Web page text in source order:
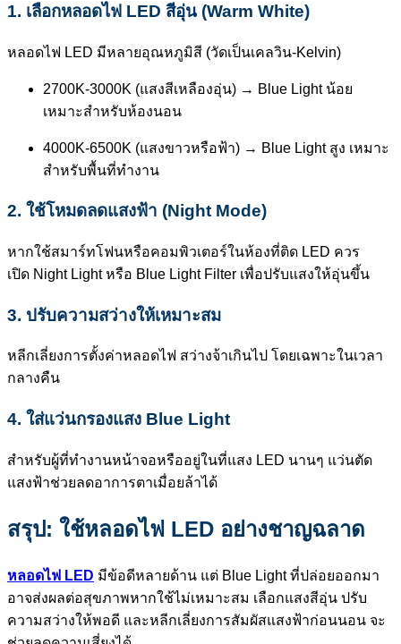
1. เลือกหลอดไฟ LED สีอุ่น (Warm White)
หลอดไฟ LED มีหลายอุณหภูมิสี (วัดเป็นเคลวิน-Kelvin)
2700K-3000K (แสงสีเหลืองอุ่น) → Blue Light น้อย
เหมาะสำหรับห้องนอน
4000K-6500K (แสงขาวหรือฟ้า) → Blue Light สูง เหมาะ
สำหรับพื้นที่ทำงาน
2. ใช้โหมดลดแสงฟ้า (Night Mode)
หากใช้สมาร์ทโฟนหรือคอมพิวเตอร์ในห้องที่ติด LED ควร
เปิด Night Light หรือ Blue Light Filter เพื่อปรับแสงให้อุ่นขึ้น
3. ปรับความสว่างให้เหมาะสม
หลีกเลี่ยงการตั้งค่าหลอดไฟ สว่างจ้าเกินไป โดยเฉพาะในเวลา
กลางคืน
4. ใส่แว่นกรองแสง Blue Light
สำหรับผู้ที่ทำงานหน้าจอหรืออยู่ในที่แสง LED นานๆ แว่นตัด
แสงฟ้าช่วยลดอาการตาเมื่อยล้าได้
สรุป: ใช้หลอดไฟ LED อย่างชาญฉลาด
หลอดไฟ LED มีข้อดีหลายด้าน แต่ Blue Light ที่ปล่อยออกมา
อาจส่งผลต่อสุขภาพหากใช้ไม่เหมาะสม เลือกแสงสีอุ่น ปรับ
ความสว่างให้พอดี และหลีกเลี่ยงการสัมผัสแสงฟ้าก่อนนอน จะ